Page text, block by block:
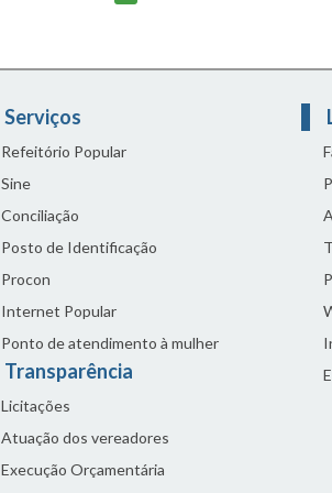
Serviços
Refeitório Popular
Sine
Conciliação
Posto de Identificação
Procon
Internet Popular
Ponto de atendimento à mulher
Transparência
Licitações
Atuação dos vereadores
Execução Orçamentária